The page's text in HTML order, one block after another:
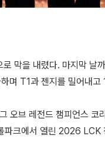
막을 내렸다. 마지막 날
며 T1과 젠지를 밀어내고
오브 레전드 챔피언스 코
크에서 열린 2026 LCK